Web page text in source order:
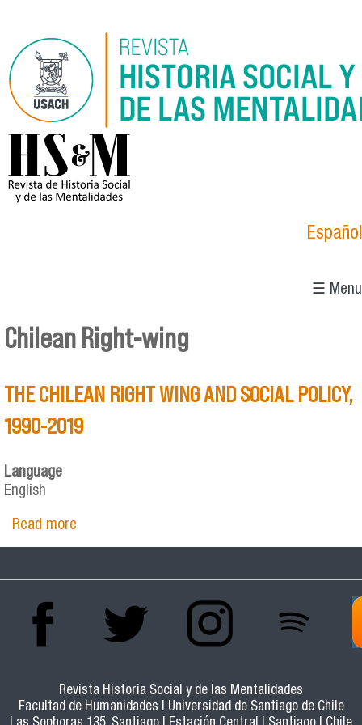
logo_hsm_2021.png
Español
☰ Menu
You are here
Chilean Right-wing
THE CHILEAN RIGHT WING AND SOCIAL POLICY,
1990-2019
Language
English
Read more
POLICY, 1990-2019
Revista Historia Social y de las Mentalidades
Facultad de Humanidades | Universidad de Santiago de Chile